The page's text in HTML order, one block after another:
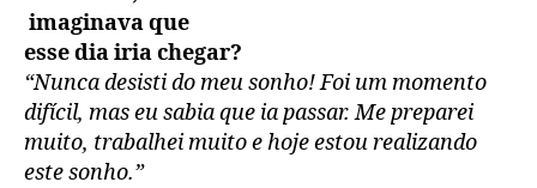
imaginava que
esse dia iria chegar?
“Nunca desisti do meu sonho! Foi um momento
difícil, mas eu sabia que ia passar. Me preparei
muito, trabalhei muito e hoje estou realizando
este sonho.”